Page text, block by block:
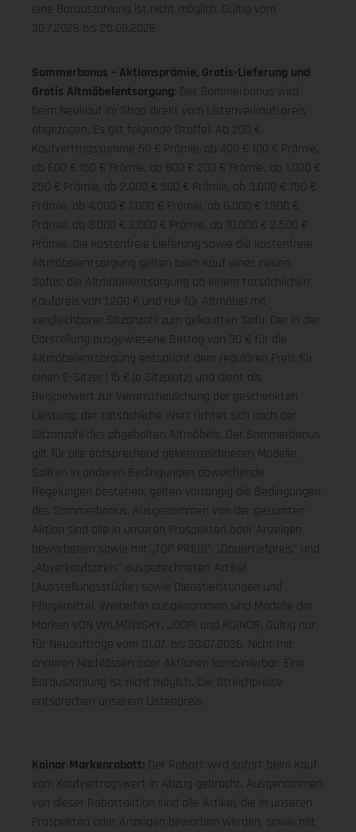
eine Barauszahlung ist nicht möglich. Gültig vom
30.7.2026 bis 25.08.2026
Sommerbonus – Aktionsprämie, Gratis-Lieferung und
Gratis Altmöbelentsorgung: Der Sommerbonus wird
beim Neukauf im Shop direkt vom Listenverkaufspreis
abgezogen. Es gilt folgende Staffel: Ab 200 €
Kaufvertragssumme 50 € Prämie, ab 400 € 100 € Prämie,
ab 600 € 150 € Prämie, ab 800 € 200 € Prämie, ab 1.000 €
250 € Prämie, ab 2.000 € 500 € Prämie, ab 3.000 € 750 €
Prämie, ab 4.000 € 1.000 € Prämie, ab 6.000 € 1.500 €
Prämie, ab 8.000 € 2.000 € Prämie, ab 10.000 € 2.500 €
Prämie. Die kostenfreie Lieferung sowie die kostenfreie
Altmöbelentsorgung gelten beim Kauf eines neuen
Sofas; die Altmöbelentsorgung ab einem tatsächlichen
Kaufpreis von 1.200 € und nur für Altmöbel mit
vergleichbarer Sitzanzahl zum gekauften Sofa. Der in der
Darstellung ausgewiesene Betrag von 30 € für die
Altmöbelentsorgung entspricht dem regulären Preis für
einen 2-Sitzer (15 € je Sitzplatz) und dient als
Beispielwert zur Veranschaulichung der geschenkten
Leistung; der tatsächliche Wert richtet sich nach der
Sitzanzahl des abgeholten Altmöbels. Der Sommerbonus
gilt für alle entsprechend gekennzeichneten Modelle.
Sollten in anderen Bedingungen abweichende
Regelungen bestehen, gelten vorrangig die Bedingungen
des Sommerbonus. Ausgenommen von der gesamten
Aktion sind alle in unseren Prospekten oder Anzeigen
beworbenen sowie mit „TOP PREIS", „Dauertiefpreis" und
„Abverkaufspreis" ausgezeichneten Artikel
(Ausstellungsstücke) sowie Dienstleistungen und
Pflegemittel. Weiterhin ausgenommen sind Modelle der
Marken VON WILMOWSKY, JOOP! und KOINOR. Gültig nur
für Neuaufträge vom 01.07. bis 30.07.2026. Nicht mit
anderen Nachlässen oder Aktionen kombinierbar. Eine
Barauszahlung ist nicht möglich. Die Streichpreise
entsprechen unserem Listenpreis.
Koinor Markenrabatt: Der Rabatt wird sofort beim Kauf
vom Kaufvertragswert in Abzug gebracht. Ausgenommen
von dieser Rabattaktion sind alle Artikel, die in unseren
Prospekten oder Anzeigen beworben werden, sowie mit